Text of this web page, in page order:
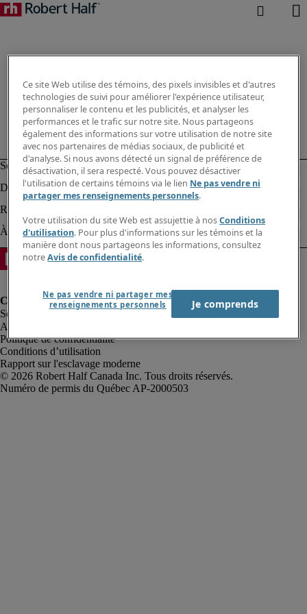
Alerte à la fraude
Politique de confidentialité
Conditions d’utilisation
Rapport sur l'esclavage moderne
Robert Half Canada Inc. Tous droits réservés.
Ce site Web utilise des témoins, des pixels invisibles et d'autres
technologies de suivi pour améliorer l'expérience utilisateur,
personnaliser le contenu et les publicités, et analyser les
performances et le trafic sur notre site. Nous partageons
également des informations sur votre utilisation de notre site
avec nos partenaires de médias sociaux, de publicité et
d'analyse. Si nous avons détecté un signal de préférence de
désactivation, il sera respecté. Vous pouvez désactiver
l'utilisation de certains témoins via le lien Ne pas vendre ni
partager mes renseignements personnels.
Votre utilisation du site Web est assujettie à nosConditions
d'utilisation. Pour plus d'informations sur les témoins et la
manière dont nous partageons les informations, consultez
notreAvis de confidentialité.
Ne pas vendre ni partager mes
renseignements personnels
Je comprends